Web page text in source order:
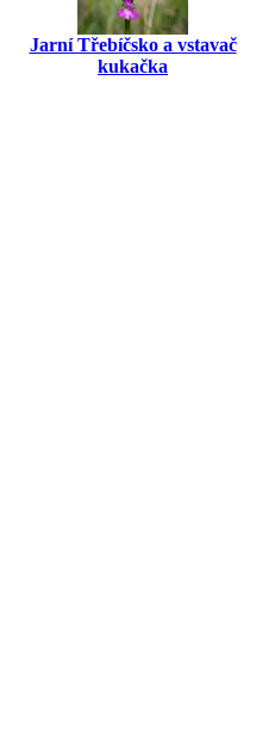
Jarní Třebíčsko a vstavač
kukačka